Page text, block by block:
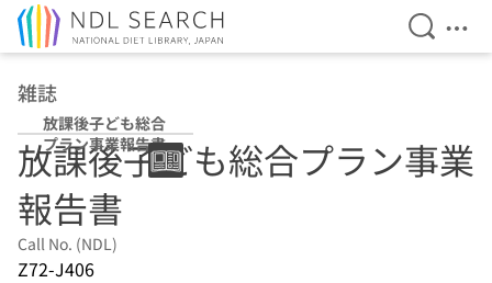
Open
雑誌
放課後子ども総合
プラン事業報告書
放課後子ども総合プラン事業
報告書
Call No. (NDL)
Z72-J406